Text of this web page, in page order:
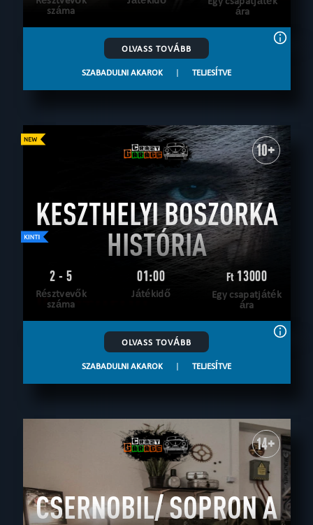
száma
ára
OLVASS TOVÁBB
SZABADULNI AKAROK | TELJESÍTVE
10+
KESZTHELYI BOSZORKA
HISTÓRIA
2 - 5
Résztvevők
száma
01:00
Játékidő
Ft13000
Egy csapatjáték
ára
OLVASS TOVÁBB
SZABADULNI AKAROK | TELJESÍTVE
14+
CSERNOBIL/ SOPRON A